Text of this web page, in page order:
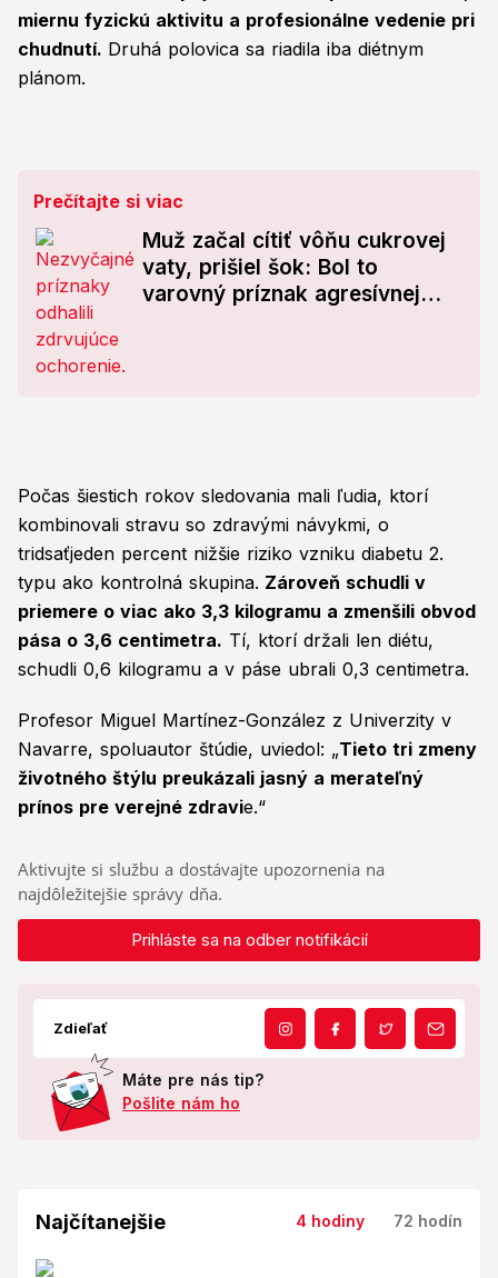
miernu fyzickú aktivitu a profesionálne vedenie pri
chudnutí. Druhá polovica sa riadila iba diétnym
plánom.
Prečítajte si viac
Muž začal cítiť vôňu cukrovej
vaty, prišiel šok: Bol to
varovný príznak agresívnej
Počas šiestich rokov sledovania mali ľudia, ktorí
kombinovali stravu so zdravými návykmi, o
tridsaťjeden percent nižšie riziko vzniku diabetu 2.
typu ako kontrolná skupina. Zároveň schudli v
priemere o viac ako 3,3 kilogramu a zmenšili obvod
pása o 3,6 centimetra. Tí, ktorí držali len diétu,
schudli 0,6 kilogramu a v páse ubrali 0,3 centimetra.
Profesor Miguel Martínez-González z Univerzity v
Navarre, spoluautor štúdie, uviedol: „Tieto tri zmeny
životného štýlu preukázali jasný a merateľný
prínos pre verejné zdravie.“
Aktivujte si službu a dostávajte upozornenia na
najdôležitejšie správy dňa.
Prihláste sa na odber notifikácií
Zdieľať
Máte pre nás tip?
Pošlite nám ho
Najčítanejšie 4 hodiny 72 hodín